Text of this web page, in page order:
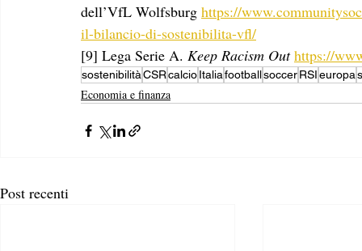
dell’VfL Wolfsburg https://
il-bilancio-di-sostenibilita-vfl/
[9] Lega Serie A. Keep Racism Out https://
sostenibilitàCSRcalcioItaliafootballsoccerRSIeuropa
Economia e finanza
Post recenti